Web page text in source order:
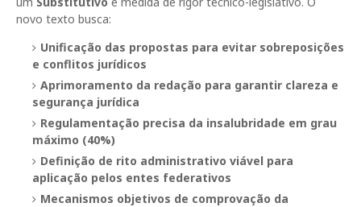
novo texto busca:
Unificação das propostas para evitar sobreposições
e conflitos jurídicos
Aprimoramento da redação para garantir clareza e
segurança jurídica
Regulamentação precisa da insalubridade em grau
máximo (40%)
Definição de rito administrativo viável para
aplicação pelos entes federativos
Mecanismos objetivos de comprovação da